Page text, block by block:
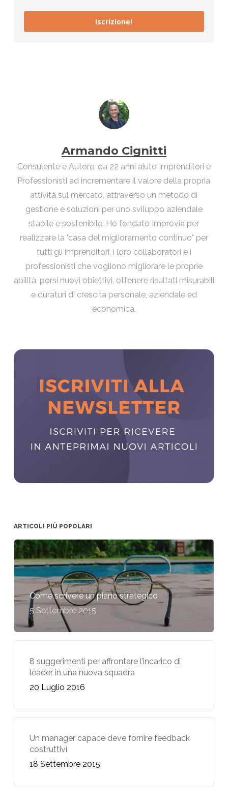
Iscrizione!
Armando Cignitti
Consulente e Autore, da 22 anni aiuto Imprenditori e
Professionisti ad incrementare il valore della propria
attività sul mercato, attraverso un metodo di
gestione e soluzioni per uno sviluppo aziendale
stabile e sostenibile. Ho fondato Improvia per
realizzare la "casa del miglioramento continuo" per
tutti gli imprenditori, i loro collaboratori e i
professionisti che vogliono migliorare le proprie
abilità, porsi nuovi obiettivi, ottenere risultati misurabili
e duraturi di crescita personale, aziendale ed
economica.
ARTICOLI PIÙ POPOLARI
Come scrivere un piano strategico
5 Settembre 2015
8 suggerimenti per affrontare l’incarico di
leader in una nuova squadra
20 Luglio 2016
Un manager capace deve fornire feedback
costruttivi
18 Settembre 2015